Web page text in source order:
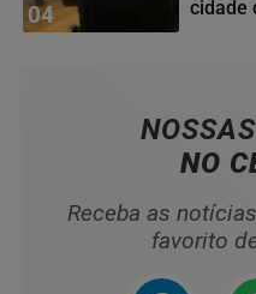
04
cidade
NO
Receba as
favorito